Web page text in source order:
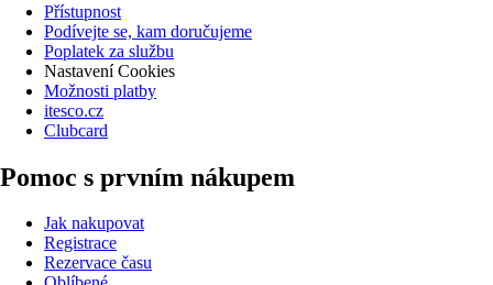
Přístupnost
Podívejte se, kam doručujeme
Poplatek za službu
Nastavení Cookies
Možnosti platby
itesco.cz
Clubcard
Pomoc s prvním nákupem
Jak nakupovat
Registrace
Rezervace času